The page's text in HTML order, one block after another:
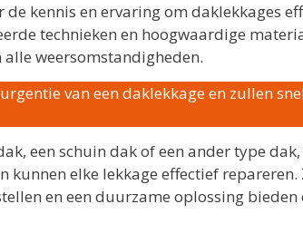
kennis en ervaring om daklekkages
technieken en hoogwaardige
weersomstandigheden.
van een daklekkage en zullen
een schuin dak of een ander type
kunnen elke lekkage effectief
en een duurzame oplossing